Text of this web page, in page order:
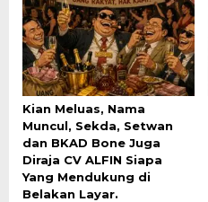
Kian Meluas, Nama
Muncul, Sekda, Setwan
dan BKAD Bone Juga
Diraja CV ALFIN Siapa
Yang Mendukung di
Belakan Layar.